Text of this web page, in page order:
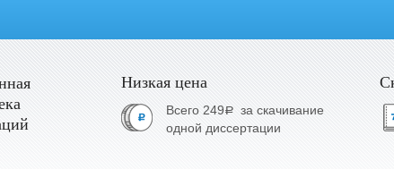
Низкая цена
Всего 249aза скачивание
одной диссертации